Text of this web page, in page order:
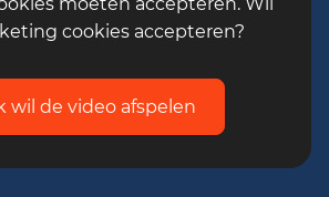
cookies accepteren?
wil de video afspelen